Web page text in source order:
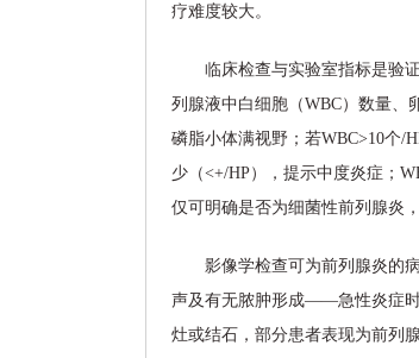
疗难度较大。
临床检查与实验室指标是验
列腺液中白细胞（WBC）数量、
磷脂小体满视野；若WBC>10个/
少（<+/HP），提示中度炎症；
仅可明确是否为细菌性前列腺炎
影像学检查可为前列腺炎的
声及有无脓肿形成——急性炎症
灶或结石，部分患者表现为前列